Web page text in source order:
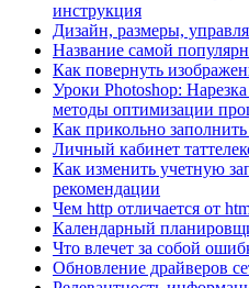
инструкция
Дизайн, размеры,
Название самой
Как повернуть
Уроки Photoshop:
методы оптимизации
Как прикольно
Личный кабинет
Как изменить учетную
рекомендации
Чем http отличается от
Календарный
Что влечет за собой
Обновление драйверов